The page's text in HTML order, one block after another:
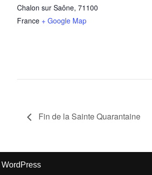
Chalon sur Saône, 71100
France + Google Map
Fin de la Sainte Quarantaine
WordPress